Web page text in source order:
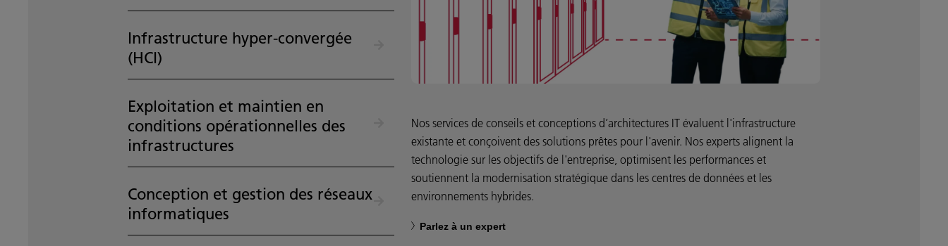
Infrastructure hyper-convergée
(HCI)
Exploitation et maintien en
conditions opérationnelles des
infrastructures
Conception et gestion des réseaux
informatiques
Nos services de conseils et conceptions d’architectures IT évaluent l'infrastructure
existante et conçoivent des solutions prêtes pour l'avenir. Nos experts alignent la
technologie sur les objectifs de l'entreprise, optimisent les performances et
soutiennent la modernisation stratégique dans les centres de données et les
environnements hybrides.
Parlez à un expert